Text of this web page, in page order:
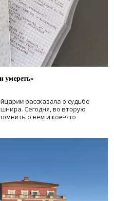
умереть»
рассказала о судьбе
Сегодня, во вторую
о нем и кое-что